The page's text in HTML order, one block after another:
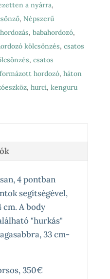
a nyárra,
, Népszerű
, babahordozó,
kölcsönzés, csatos
, csatos
formázott hordozó, háton
, hurci, kenguru
4 pontban
segítségével,
cm. A body
"hurkás"
33 cm-
350€